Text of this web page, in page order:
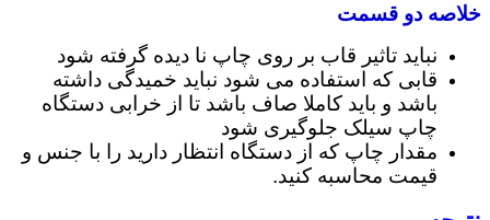
خلاصه دو قسمت
نباید تاثیر قاب بر روی چاپ نا دیده گرفته شود
قابی که استفاده می شود نباید خمیدگی داشته
باشد و باید کاملا صاف باشد تا از خرابی دستگاه
چاپ سیلک جلوگیری شود
مقدار چاپ که از دستگاه انتظار دارید را با جنس و
قیمت محاسبه کنید.